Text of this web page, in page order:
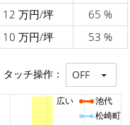
12 万円/坪
65 %
10 万円/坪 53 %
タッチ操作： OFF
池代
松崎町
広い